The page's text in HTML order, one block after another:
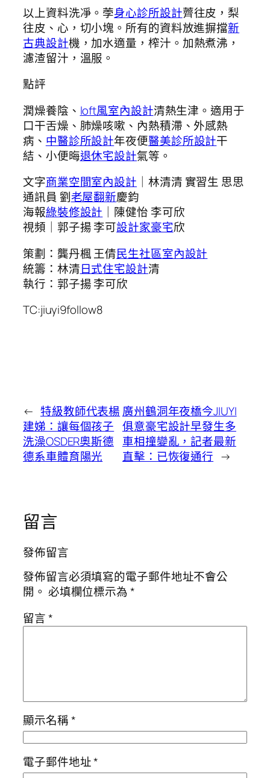
以上資料洗凈。荸身心診所設計薺往皮，梨
往皮、心，切小塊。所有的資料放進摒擋新
古典設計機，加水適量，榨汁。加熱煮沸，
濾渣留汁，溫服。
點評
潤燥養陰、 loft風室內設計清熱生津。適用于
口干舌燥、肺燥咳嗽、內熱積滯、外感熱
病、 中醫診所設計年夜便醫美診所設計干
結、小便晦退休宅設計氣等。
文字商業空間室內設計 ｜林清清 實習生 思思
通訊員 劉老屋翻新慶鈞
海報綠裝修設計 ｜陳健怡 李可欣
視頻｜郭子揚 李可設計家豪宅欣
策劃：龔丹楓 王倩民生社區室內設計
統籌：林清日式住宅設計清
執行：郭子揚 李可欣
TC:jiuyi9follow8
← 特級教師代表楊
建娣：讓每個孩子
洗澡OSDER奧斯德
德系車體育陽光
廣州鶴洞年夜橋今JIUYI
俱意豪宅設計早發生多
車相撞變亂，記者最新
直擊：已恢復通行 →
留言
發佈留言
發佈留言必須填寫的電子郵件地址不會公
開。 必填欄位標示為*
留言*
顯示名稱*
電子郵件地址*